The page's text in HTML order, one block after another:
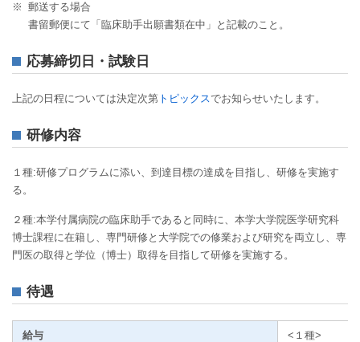
※ 郵送する場合
書留郵便にて「臨床助手出願書類在中」と記載のこと。
応募締切日・試験日
上記の日程については決定次第 トピックスでお知らせいたします。
研修内容
１種:研修プログラムに添い、到達目標の達成を目指し、研修を実施す
る。
２種:本学付属病院の臨床助手であると同時に、本学大学院医学研究科
博士課程に在籍し、専門研修と大学院での修業および研究を両立し、専
門医の取得と学位（博士）取得を目指して研修を実施する。
待遇
給与
<１種>